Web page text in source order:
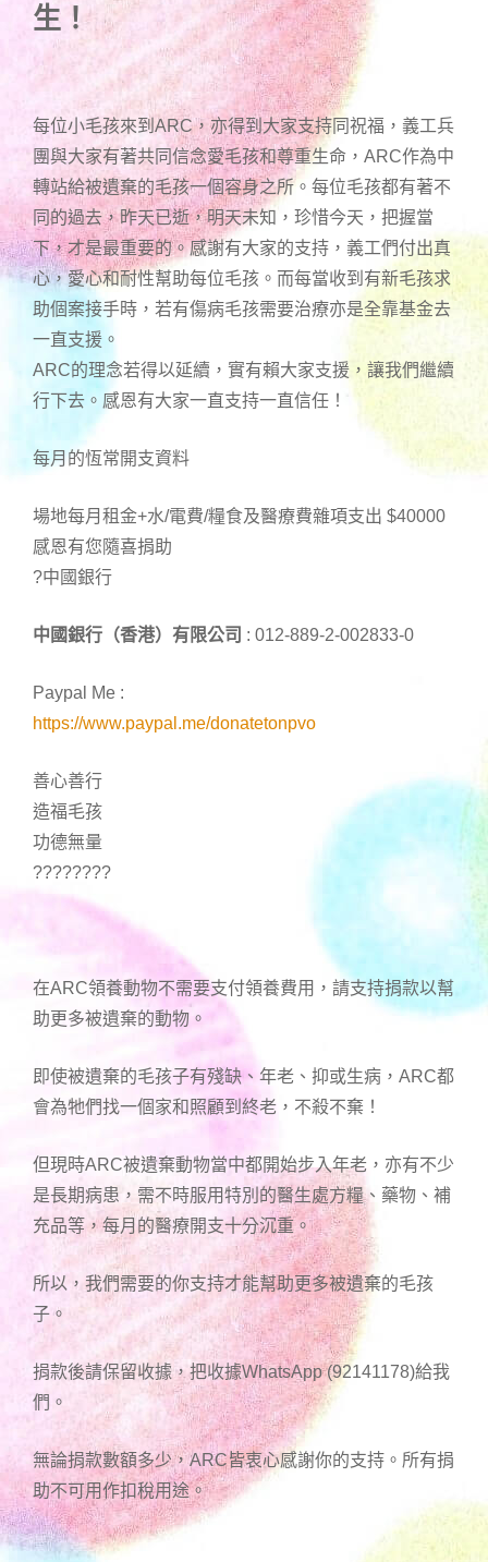
生！
每位小毛孩來到ARC，亦得到大家支持同祝福，義工兵
團與大家有著共同信念愛毛孩和尊重生命，ARC作為中
轉站給被遺棄的毛孩一個容身之所。每位毛孩都有著不
同的過去，昨天已逝，明天未知，珍惜今天，把握當
下，才是最重要的。感謝有大家的支持，義工們付出真
心，愛心和耐性幫助每位毛孩。而每當收到有新毛孩求
助個案接手時，若有傷病毛孩需要治療亦是全靠基金去
一直支援。
ARC的理念若得以延續，實有賴大家支援，讓我們繼續
行下去。感恩有大家一直支持一直信任！
每月的恆常開支資料
場地每月租金+水/電費/糧食及醫療費雜項支出 $40000
感恩有您隨喜捐助
?中國銀行
中國銀行（香港）有限公司 : 012-889-2-002833-0
Paypal Me :
https://www.paypal.me/donatetonpvo
善心善行
造福毛孩
功德無量
????????
在ARC領養動物不需要支付領養費用，請支持捐款以幫
助更多被遺棄的動物。
即使被遺棄的毛孩子有殘缺、年老、抑或生病，ARC都
會為牠們找一個家和照顧到終老，不殺不棄！
但現時ARC被遺棄動物當中都開始步入年老，亦有不少
是長期病患，需不時服用特別的醫生處方糧、藥物、補
充品等，每月的醫療開支十分沉重。
所以，我們需要的你支持才能幫助更多被遺棄的毛孩
子。
捐款後請保留收據，把收據WhatsApp (92141178)給我
們。
無論捐款數額多少，ARC皆衷心感謝你的支持。所有捐
助不可用作扣稅用途。